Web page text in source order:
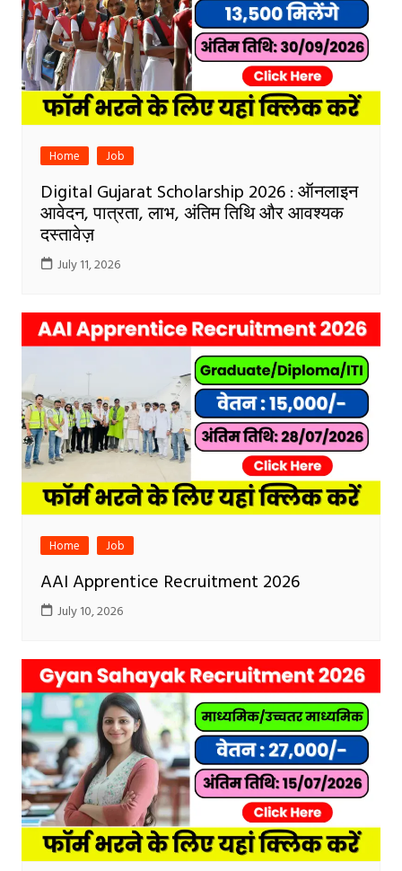
Home Job
Digital Gujarat Scholarship 2026 : ऑनलाइन
आवेदन, पात्रता, लाभ, अंतिम तिथि और आवश्यक
दस्तावेज़
July 11, 2026
Home Job
AAI Apprentice Recruitment 2026
July 10, 2026